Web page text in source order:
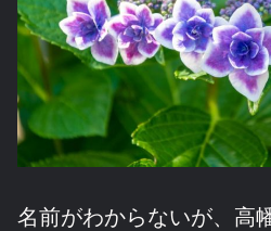
名前がわからないが、高